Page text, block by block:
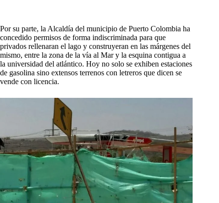
Por su parte, la Alcaldía del municipio de Puerto Colombia ha
concedido permisos de forma indiscriminada para que
privados rellenaran el lago y construyeran en las márgenes del
mismo, entre la zona de la vía al Mar y la esquina contigua a
la universidad del atlántico. Hoy no solo se exhiben estaciones
de gasolina sino extensos terrenos con letreros que dicen se
vende con licencia.